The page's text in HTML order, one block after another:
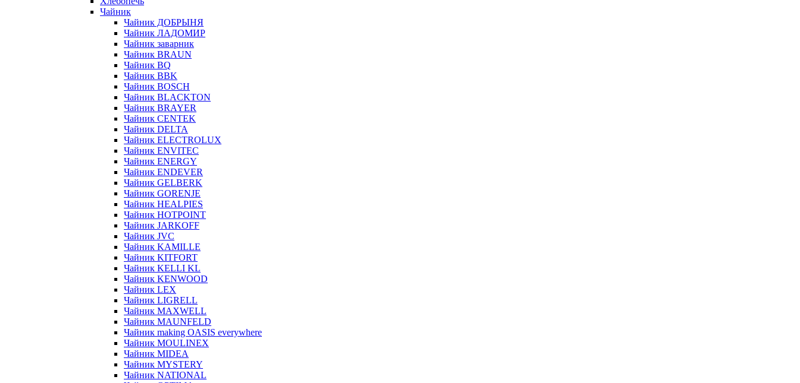
Чайник
Чайник ДОБРЫНЯ
Чайник ЛАДОМИР
Чайник заварник
Чайник BRAUN
Чайник BQ
Чайник BBK
Чайник BOSCH
Чайник BLACKTON
Чайник BRAYER
Чайник CENTEK
Чайник DELTA
Чайник ELECTROLUX
Чайник ENVITEC
Чайник ENERGY
Чайник ENDEVER
Чайник GELBERK
Чайник GORENJE
Чайник HEALPIES
Чайник HOTPOINT
Чайник JARKOFF
Чайник JVC
Чайник KAMILLE
Чайник KITFORT
Чайник KELLI KL
Чайник KENWOOD
Чайник LEX
Чайник LIGRELL
Чайник MAXWELL
Чайник MAUNFELD
Чайник making OASIS everywhere
Чайник MOULINEX
Чайник MIDEA
Чайник MYSTERY
Чайник NATIONAL